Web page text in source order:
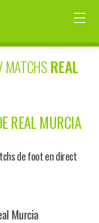
MATCHSREAL
REAL MURCIA
de foot en direct
Murcia